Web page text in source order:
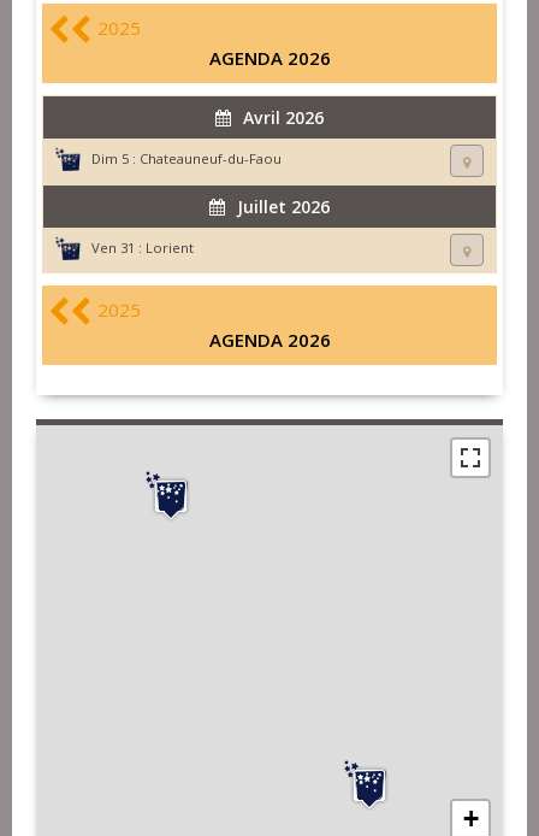
2025
AGENDA 2026
Avril 2026
Dim 5 : Chateauneuf-du-Faou
Juillet 2026
Ven 31 : Lorient
2025
AGENDA 2026
+